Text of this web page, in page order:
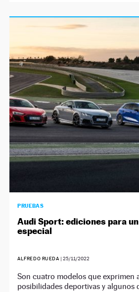
PRUEBAS
Audi Sport: ediciones para
especial
ALFREDO RUEDA | 25/11/2022
Son cuatro modelos que exprimen
posibilidades deportivas y algunos